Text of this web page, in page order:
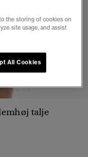
6 7
talje
the storing of cookies on
site usage, and assist
All Cookies